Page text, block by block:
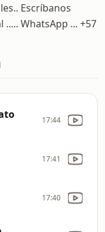
Escríbanos
WhatsApp ... +57
17:44
17:41
17:40